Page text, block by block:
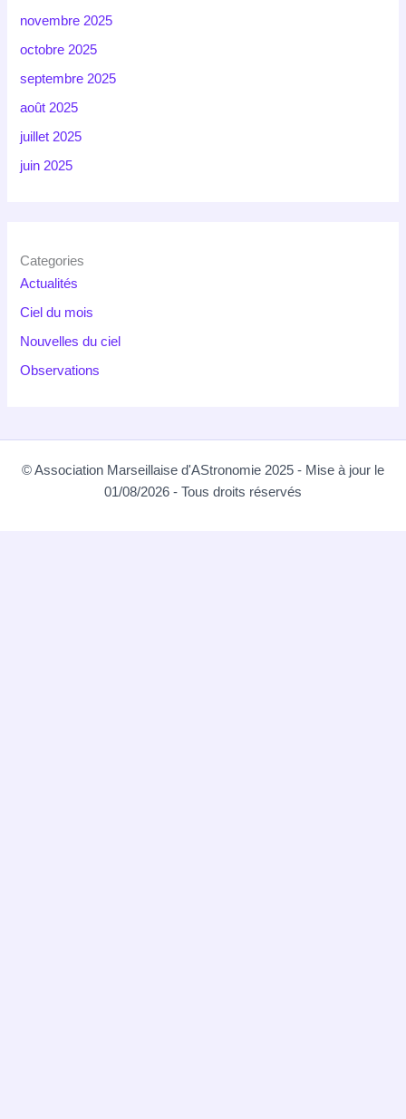
novembre 2025
octobre 2025
septembre 2025
août 2025
juillet 2025
juin 2025
Categories
Actualités
Ciel du mois
Nouvelles du ciel
Observations
© Association Marseillaise d'AStronomie 2025 - Mise à jour le
01/08/2026 - Tous droits réservés